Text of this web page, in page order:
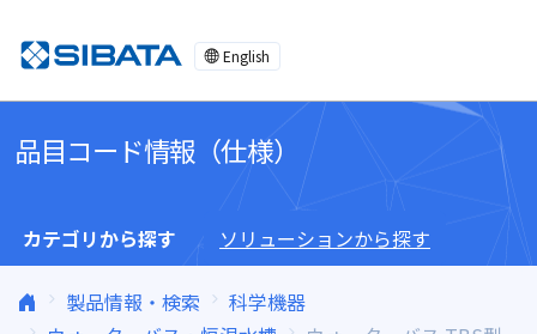
English
品目コード情報（仕様）
カテゴリから探す ソリューションから探す
製品情報・検索
科学機器